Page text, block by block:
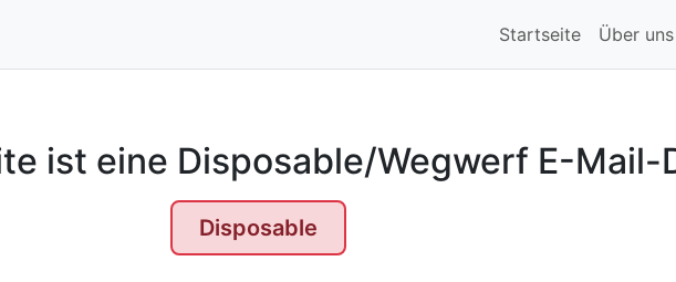
Startseite Über uns
ist eine Disposable/Wegwerf E-Mail-
Disposable